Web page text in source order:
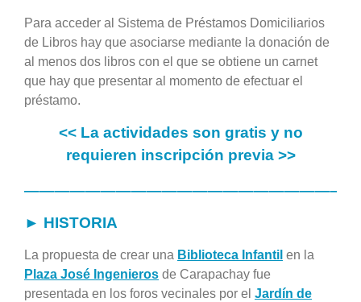
Para acceder al Sistema de Préstamos Domiciliarios
de Libros hay que asociarse mediante la donación de
al menos dos libros con el que se obtiene un carnet
que hay que presentar al momento de efectuar el
préstamo.
<< La actividades son gratis y no
requieren inscripción previa >>
► HISTORIA
La propuesta de crear una Biblioteca Infantil en la
Plaza José Ingenierosde Carapachayfue
presentada en los foros vecinales por el Jardín de